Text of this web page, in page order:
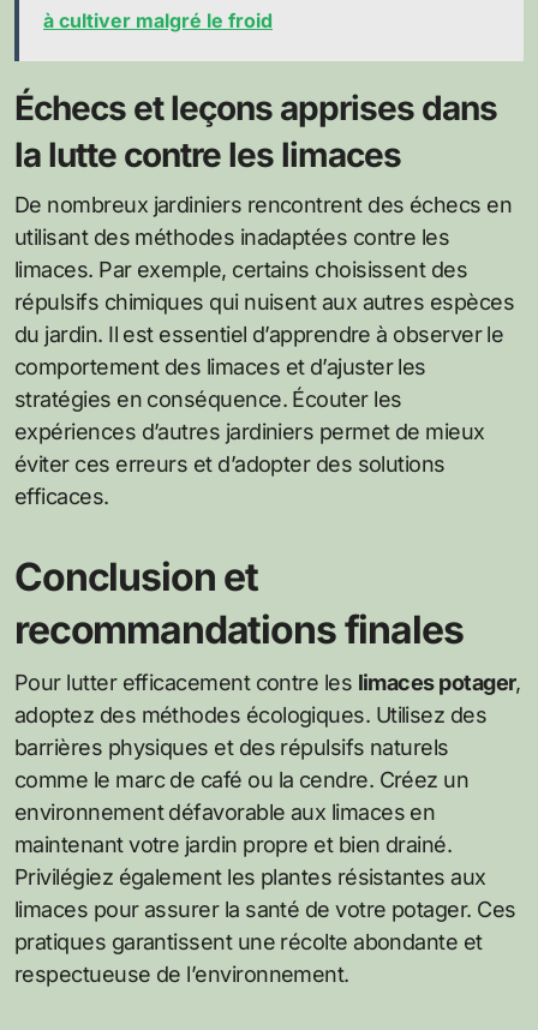
à cultiver malgré le froid
Échecs et leçons apprises dans
la lutte contre les limaces
De nombreux jardiniers rencontrent des échecs en
utilisant des méthodes inadaptées contre les
limaces. Par exemple, certains choisissent des
répulsifs chimiques qui nuisent aux autres espèces
du jardin. Il est essentiel d’apprendre à observer le
comportement des limaces et d’ajuster les
stratégies en conséquence. Écouter les
expériences d’autres jardiniers permet de mieux
éviter ces erreurs et d’adopter des solutions
efficaces.
Conclusion et
recommandations finales
Pour lutter efficacement contre les limaces potager,
adoptez des méthodes écologiques. Utilisez des
barrières physiques et des répulsifs naturels
comme le marc de café ou la cendre. Créez un
environnement défavorable aux limaces en
maintenant votre jardin propre et bien drainé.
Privilégiez également les plantes résistantes aux
limaces pour assurer la santé de votre potager. Ces
pratiques garantissent une récolte abondante et
respectueuse de l’environnement.